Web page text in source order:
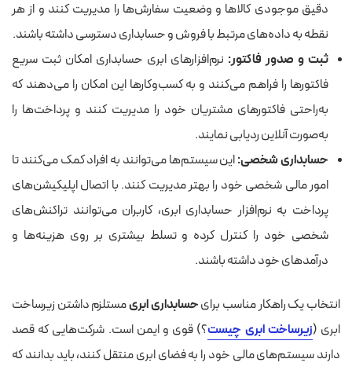
دقیق موجودی کالاها و وضعیت سفارش‌ها را مدیریت کنند و از هر
نقطه به داده‌های مرتبط با فروش و حسابداری دسترسی داشته باشند.
ثبت و صدور فاکتور: نرم‌افزارهای ابری حسابداری امکان ثبت سریع
فاکتورها را فراهم می‌کنند و به کسب‌وکارها این امکان را می‌دهند که
به‌راحتی فاکتورهای مشتریان خود را مدیریت کنند و پرداخت‌ها را
به‌صورت آنلاین ردیابی نمایند.
حسابداری شخصی:این سیستم‌ها می‌توانند به افراد کمک می‌کنند تا
امور مالی شخصی خود را بهتر مدیریت کنند. با اتصال اپلیکیشن‌های
پرداخت به نرم‌افزار حسابداری ابری، کاربران می‌توانند تراکنش‌های
شخصی خود را کنترل کرده و تسلط بیشتری بر روی هزینه‌ها و
درآمدهای خود داشته باشند.
انتخاب یک راهکار مناسب برایحسابداری ابریمستلزم داشتن زیرساخت
ابری (زیرساخت ابری چیست؟) قوی و ایمن است. شرکت‌هایی که قصد
دارند سیستم‌های مالی خود را به فضای ابری منتقل کنند، باید بدانند که